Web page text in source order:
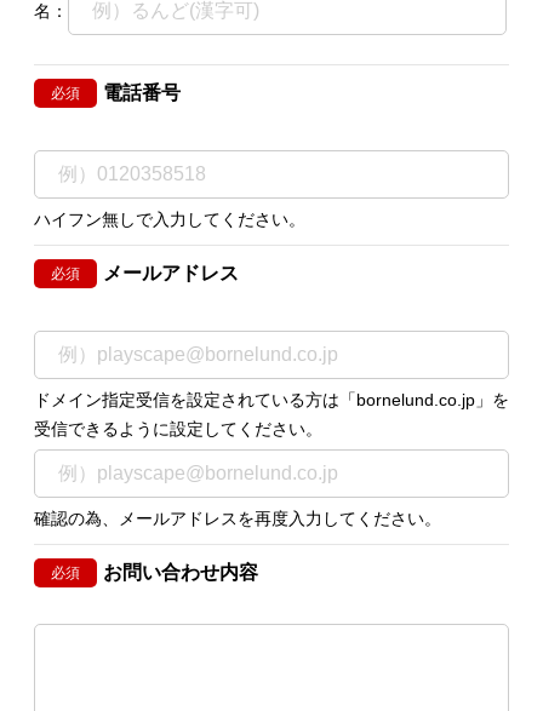
名：
必須 電話番号
ハイフン無しで入力してください。
必須 メールアドレス
ドメイン指定受信を設定されている方は「bornelund.co.jp」を
受信できるように設定してください。
確認の為、メールアドレスを再度入力してください。
必須 お問い合わせ内容